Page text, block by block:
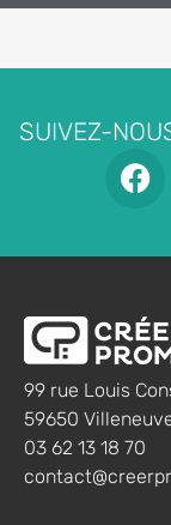
SUIVEZ-
99 rue Louis
59650
03 62 13 18 70